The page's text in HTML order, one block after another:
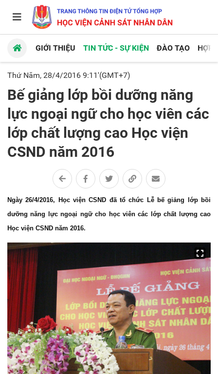
GIỚI THIỆU TIN TỨC - SỰ KIỆN ĐÀO TẠO HỢP
Thứ Năm, 28/4/2016 9:11'(GMT+7)
Bế giảng lớp bồi dưỡng năng
lực ngoại ngữ cho học viên các
lớp chất lượng cao Học viện
CSND năm 2016
Ngày 26/4/2016, Học viện CSND đã tổ chức Lễ bế giảng lớp bồi
dưỡng năng lực ngoại ngữ cho học viên các lớp chất lượng cao
Học viện CSND năm 2016.